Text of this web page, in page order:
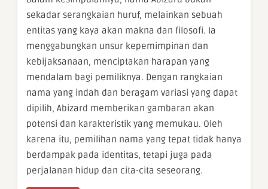
sekadar serangkaian huruf, melainkan sebuah
entitas yang kaya akan makna dan filosofi. Ia
menggabungkan unsur kepemimpinan dan
kebijaksanaan, menciptakan harapan yang
mendalam bagi pemiliknya. Dengan rangkaian
nama yang indah dan beragam variasi yang dapat
dipilih, Abizard memberikan gambaran akan
potensi dan karakteristik yang memukau. Oleh
karena itu, pemilihan nama yang tepat tidak hanya
berdampak pada identitas, tetapi juga pada
perjalanan hidup dan cita-cita seseorang.